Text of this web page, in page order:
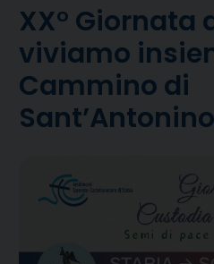
XX° Giornata
viviamo
Cammino di
Sant’Antonino